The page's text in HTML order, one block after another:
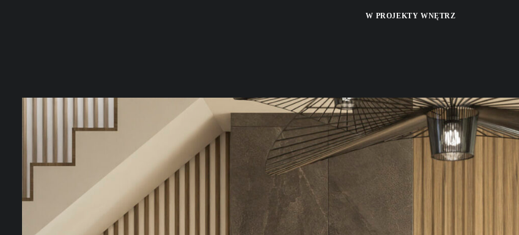
W PROJEKTY WNĘTRZ